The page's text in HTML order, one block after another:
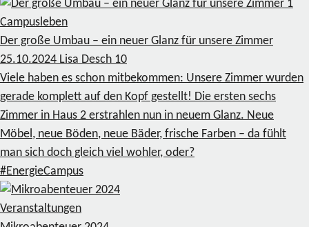
1
Campusleben
Der große Umbau – ein neuer Glanz für unsere Zimmer
25.10.2024 Lisa Desch 10
Viele haben es schon mitbekommen: Unsere Zimmer wurden
gerade komplett auf den Kopf gestellt! Die ersten sechs
Zimmer in Haus 2 erstrahlen nun in neuem Glanz. Neue
Möbel, neue Böden, neue Bäder, frische Farben – da fühlt
man sich doch gleich viel wohler, oder?
#EnergieCampus
Veranstaltungen